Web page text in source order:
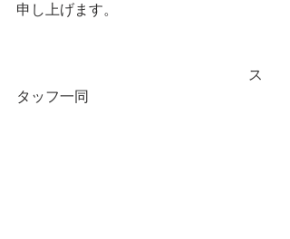
申し上げます。
ス
タッフ一同